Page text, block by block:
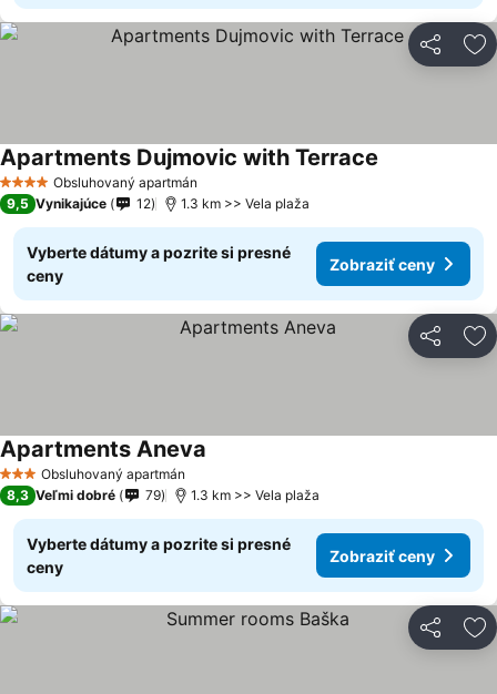
Zdieľať
4 Počet hviezdičiek
Obsluhovaný apartmán
Apartments Dujmovic with Terrace
9,5 Vynikajúce 12 1.3 km >> Vela plaža
Vyberte dátumy a pozrite si presné
ceny
Zobraziť ceny
Zdieľať
3 Počet hviezdičiek
Obsluhovaný apartmán
Apartments Aneva
8,3 Veľmi dobré 79 1.3 km >> Vela plaža
Vyberte dátumy a pozrite si presné
ceny
Zobraziť ceny
Zdieľať